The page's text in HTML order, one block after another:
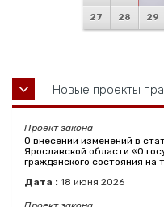
27 28 29
Новые проекты
Проект закона
О внесении изменений в
Ярославской области «О
гражданского состояния на
Дата : 18 июня 2026